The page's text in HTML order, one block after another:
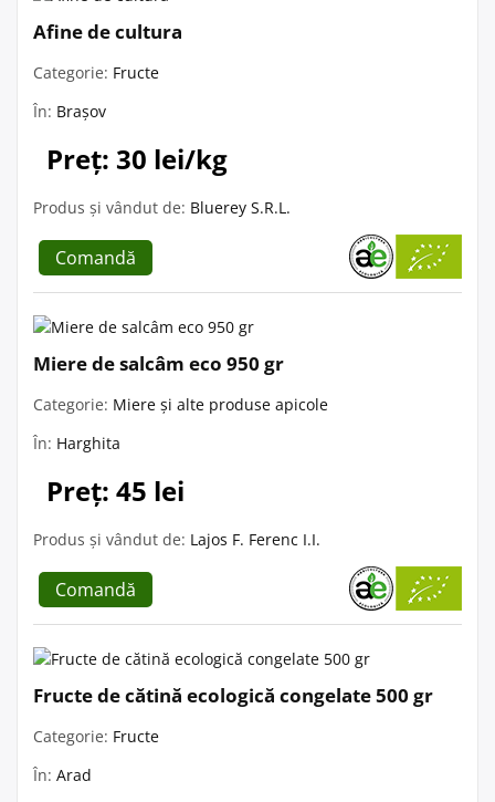
Afine de cultura
Categorie: Fructe
În: Brașov
Preț: 30 lei/kg
Produs și vândut de: Bluerey S.R.L.
Comandă
Miere de salcâm eco 950 gr
Categorie: Miere și alte produse apicole
În: Harghita
Preț: 45 lei
Produs și vândut de: Lajos F. Ferenc I.I.
Comandă
Fructe de cătină ecologică congelate 500 gr
Categorie: Fructe
În: Arad